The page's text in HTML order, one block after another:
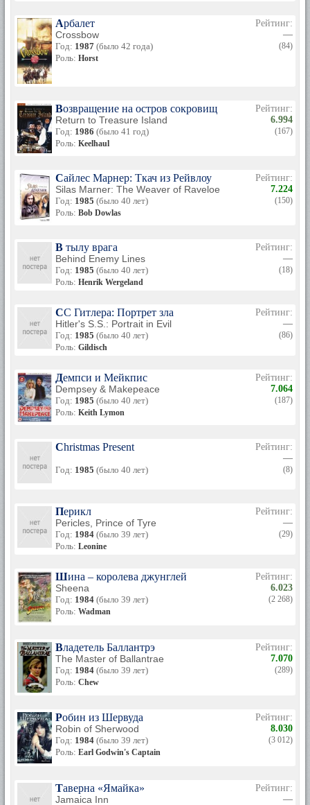
Арбалет
Crossbow
Год: 1987 (было 42 года)
Роль: Horst
Рейтинг:
—
(84)
Возвращение на остров сокровищ
Return to Treasure Island
Год: 1986 (было 41 год)
Роль: Keelhaul
Рейтинг:
6.994
(167)
Сайлес Марнер: Ткач из Рейвлоу
Silas Marner: The Weaver of Raveloe
Год: 1985 (было 40 лет)
Роль: Bob Dowlas
Рейтинг:
7.224
(150)
В тылу врага
Behind Enemy Lines
Год: 1985 (было 40 лет)
Роль: Henrik Wergeland
Рейтинг:
—
(18)
СС Гитлера: Портрет зла
Hitler's S.S.: Portrait in Evil
Год: 1985 (было 40 лет)
Роль: Gildisch
Рейтинг:
—
(86)
Демпси и Мейкпис
Dempsey & Makepeace
Год: 1985 (было 40 лет)
Роль: Keith Lymon
Рейтинг:
7.064
(187)
Christmas Present
Год: 1985 (было 40 лет)
Рейтинг:
—
(8)
Перикл
Pericles, Prince of Tyre
Год: 1984 (было 39 лет)
Роль: Leonine
Рейтинг:
—
(29)
Шина – королева джунглей
Sheena
Год: 1984 (было 39 лет)
Роль: Wadman
Рейтинг:
6.023
(2 268)
Владетель Баллантрэ
The Master of Ballantrae
Год: 1984 (было 39 лет)
Роль: Chew
Рейтинг:
7.070
(289)
Робин из Шервуда
Robin of Sherwood
Год: 1984 (было 39 лет)
Роль: Earl Godwin's Captain
Рейтинг:
8.030
(3 012)
Таверна «Ямайка»
Jamaica Inn
Рейтинг:
—